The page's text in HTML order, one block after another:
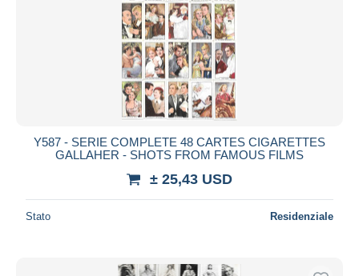
Y587 - SERIE COMPLETE 48 CARTES CIGARETTES
GALLAHER - SHOTS FROM FAMOUS FILMS
± 25,43 USD
Stato Residenziale